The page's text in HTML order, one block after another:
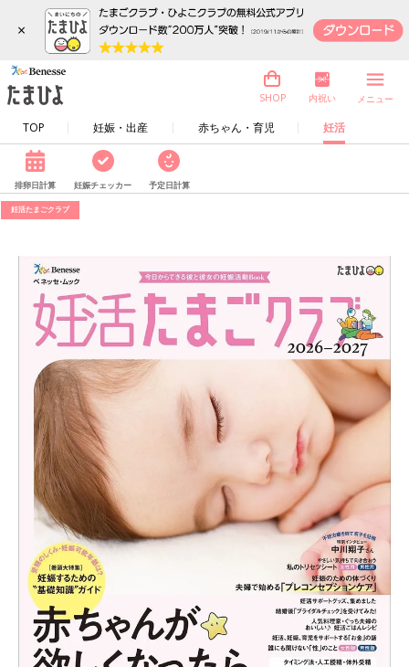
×
TOP 妊娠・出産 赤ちゃん・育児 妊活
SHOP 内祝い メニュー
排卵日計算 妊娠チェッカー 予定日計算
妊活たまごクラブ